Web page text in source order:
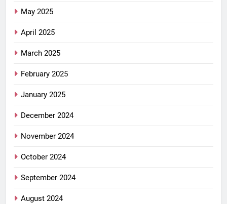
May 2025
April 2025
March 2025
February 2025
January 2025
December 2024
November 2024
October 2024
September 2024
August 2024